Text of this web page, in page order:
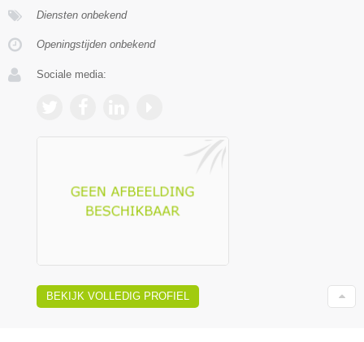
Diensten onbekend
Openingstijden onbekend
Sociale media:
BEKIJK VOLLEDIG PROFIEL